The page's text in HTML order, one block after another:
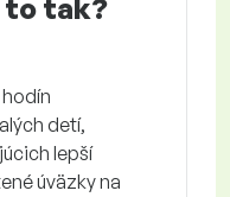
to tak?
detí,
lepší
úväzky na